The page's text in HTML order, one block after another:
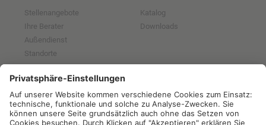
Stellenangebote
Ihre Berater
Außendienst
Standorte
Magazin
Katalog
Downloads
Partnerschaften
Tochter der GFS SCE
Rechtliches
Impressum